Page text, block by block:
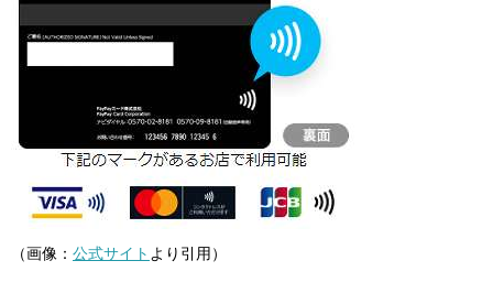
（画像： 公式サイト より引用）